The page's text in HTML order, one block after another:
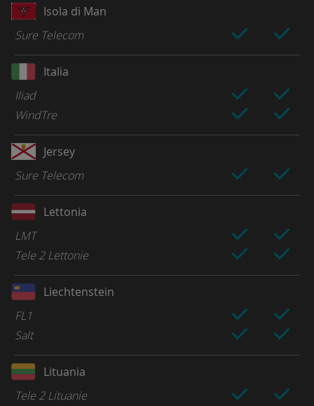
Isola di Man
Sure Telecom
Italia
Iliad
WindTre
Jersey
Sure Telecom
Lettonia
LMT
Tele 2 Lettonie
Liechtenstein
FL1
Salt
Lituania
Tele 2 Lituanie